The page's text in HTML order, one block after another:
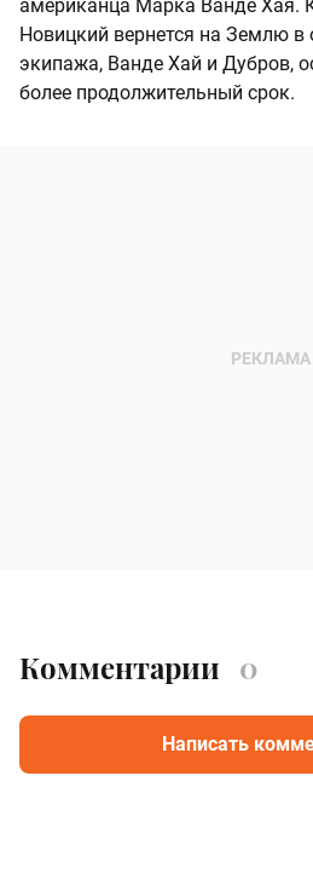
американца Марка Ванде Хая.
Новицкий вернется на Землю в
экипажа, Ванде Хай и Дубров,
более продолжительный срок.
Комментарии 0
Написать